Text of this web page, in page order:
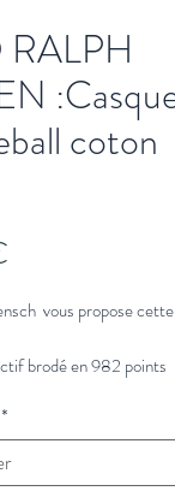
coton
vous propose
brodé en 982 points
Polo. Confectionné
ce modèle est émaillé
à boucle à l'arrière.
*